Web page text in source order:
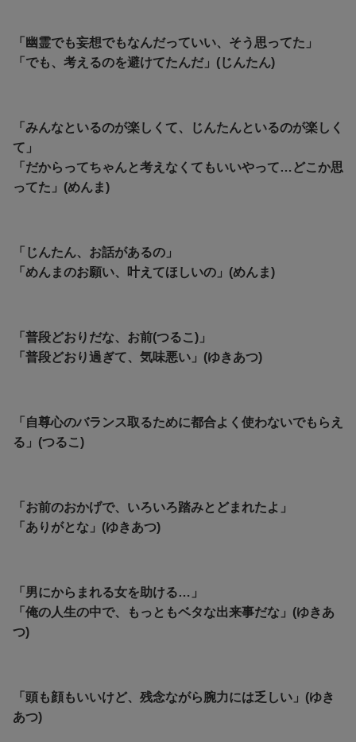
「幽霊でも妄想でもなんだっていい、そう思ってた」
「でも、考えるのを避けてたんだ」(じんたん)
「みんなといるのが楽しくて、じんたんといるのが楽しく
て」
「だからってちゃんと考えなくてもいいやって…どこか思
ってた」(めんま)
「じんたん、お話があるの」
「めんまのお願い、叶えてほしいの」(めんま)
「普段どおりだな、お前(つるこ)」
「普段どおり過ぎて、気味悪い」(ゆきあつ)
「自尊心のバランス取るために都合よく使わないでもらえ
る」(つるこ)
「お前のおかげで、いろいろ踏みとどまれたよ」
「ありがとな」(ゆきあつ)
「男にからまれる女を助ける…」
「俺の人生の中で、もっともベタな出来事だな」(ゆきあ
つ)
「頭も顔もいいけど、残念ながら腕力には乏しい」(ゆき
あつ)